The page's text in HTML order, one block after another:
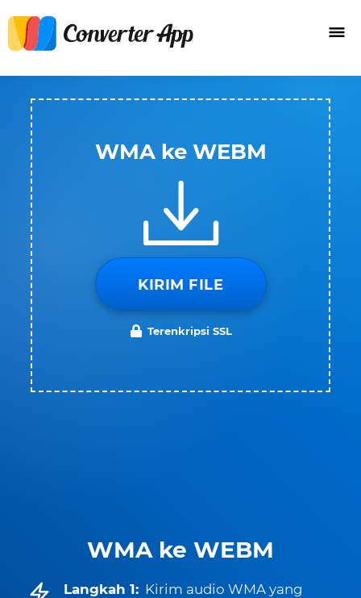
WMA ke WEBM
Langkah 1: Kirim audio WMA yang
WMA ke WEBM
KIRIM FILE
Terenkripsi SSL